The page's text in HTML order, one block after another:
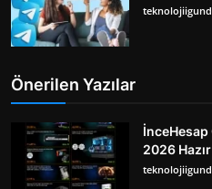
Önerilen Yazılar
İnceHesap
2026